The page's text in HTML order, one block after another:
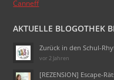
Canneff
AKTUELLE BLOGOTHEK
Zurück in den Schul-
vor 2 Jahren
[REZENSION] Escape-